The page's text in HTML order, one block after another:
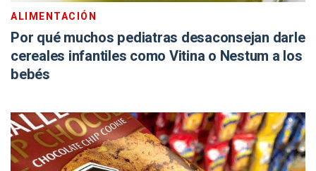
ALIMENTACIÓN
Por qué muchos pediatras desaconsejan darle
cereales infantiles como Vitina o Nestum a los
bebés